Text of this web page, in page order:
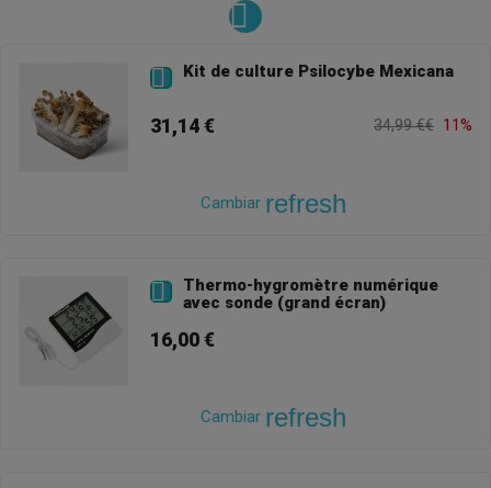
 Kit de culture Psilocybe Mexicana
31,14 € 34,99 €€ 11%
Cambiar refresh

Thermo-hygromètre numérique
avec sonde (grand écran)
16,00 €
Cambiar refresh